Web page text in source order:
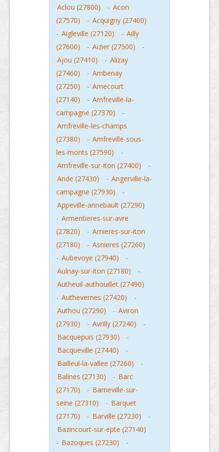
Aclou (27800)
- Acon
(27570)
- Acquigny (27400)
- Aigleville (27120) - Ailly
(27600)
- Aizier (27500)
-
Ajou (27410)
- Alizay
(27460)
- Ambenay
(27250)
- Amecourt
(27140)
- Amfreville-la-
campagne (27370)
-
Amfreville-les-champs
(27380)
- Amfreville-sous-
les-monts (27590)
-
Amfreville-sur-iton (27400)
-
Ande (27430)
- Angerville-la-
campagne (27930)
-
Appeville-annebault (27290)
- Armentieres-sur-avre
(27820)
- Arnieres-sur-iton
(27180)
- Asnieres (27260)
- Aubevoye (27940)
-
Aulnay-sur-iton (27180)
-
Autheuil-authouillet (27490)
- Authevernes (27420)
-
Authou (27290)
- Aviron
(27930)
- Avrilly (27240)
-
Bacquepuis (27930)
-
Bacqueville (27440)
-
Bailleul-la-vallee (27260)
-
Balines (27130)
- Barc
(27170)
- Barneville-sur-
seine (27310)
- Barquet
(27170)
- Barville (27230)
-
Bazincourt-sur-epte (27140)
- Bazoques (27230)
-